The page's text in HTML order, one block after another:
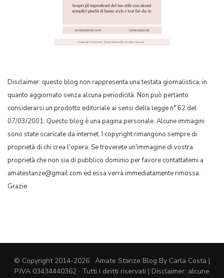
Disclaimer: questo blog non rappresenta una testata giornalistica, in
quanto aggiornato senza alcuna periodicità. Non può pertanto
considerarsi un prodotto editoriale ai sensi della legge n° 62 del
07/03/2001. Questo blog è una pagina personale. Alcune immagini
sono state scaricate da internet. I copyright rimangono sempre di
proprietà di chi crea l'opera. Se troverete un'immagine di vostra
proprietà che non sia di pubblico dominio per favore contattatemi a
amatestanze@gmail.com ed essa verrà immediatamente rimossa.
Grazie
© Copyright 2014-2026 · Amate Stanze Blog By Carla Costa |
P.IVA 03434440362 · Tutti i diritti riservati | Disclaimer: alcune